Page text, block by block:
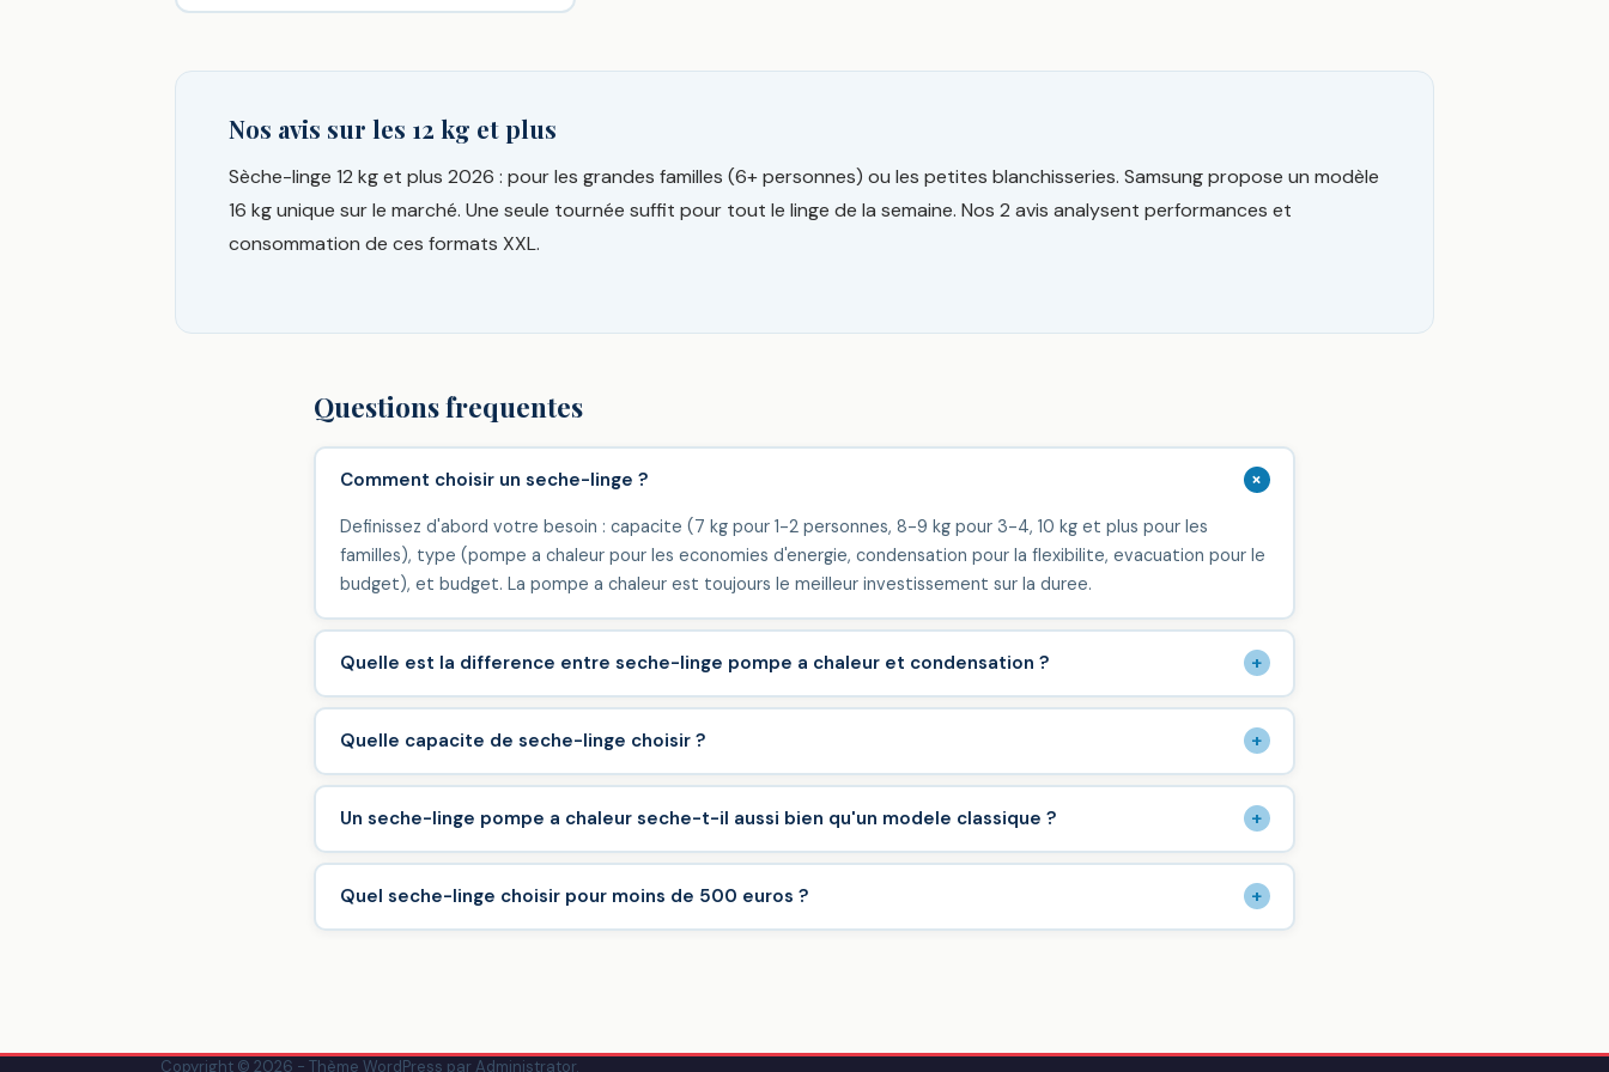
Nos avis sur les 12 kg et plus
Sèche-linge 12 kg et plus 2026 : pour les grandes familles (6+ personnes) ou les petites blanchisseries. Samsung propose un modèle
16 kg unique sur le marché. Une seule tournée suffit pour tout le linge de la semaine. Nos 2 avis analysent performances et
consommation de ces formats XXL.
Questions frequentes
Comment choisir un seche-linge ? +
Definissez d'abord votre besoin : capacite (7 kg pour 1-2 personnes, 8-9 kg pour 3-4, 10 kg et plus pour les
familles), type (pompe a chaleur pour les economies d'energie, condensation pour la flexibilite, evacuation pour le
budget), et budget. La pompe a chaleur est toujours le meilleur investissement sur la duree.
Quelle est la difference entre seche-linge pompe a chaleur et condensation ? +
Quelle capacite de seche-linge choisir ? +
Un seche-linge pompe a chaleur seche-t-il aussi bien qu'un modele classique ? +
Quel seche-linge choisir pour moins de 500 euros ? +
Copyright © 2026 - Thème WordPress parAdministrator.